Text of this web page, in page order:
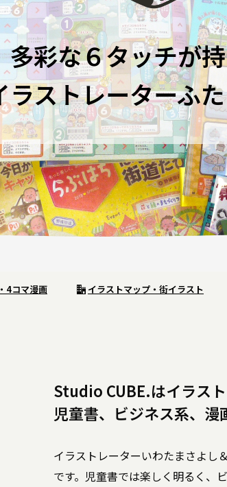
多彩な６タッチが
ラストレーターふ
4コマ漫画 イラストマップ・街イラスト
Studio CUBE.はイラスト
児童書、ビジネス系、漫
イラストレーターいわたまさよし
です。児童書では楽しく明るく、